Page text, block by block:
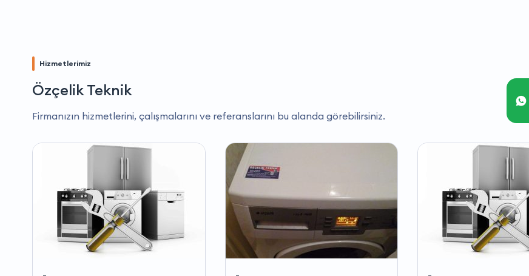
Hizmetlerimiz
Özçelik Teknik
Firmanızın hizmetlerini, çalışmalarını ve referanslarını bu alanda görebilirsiniz.